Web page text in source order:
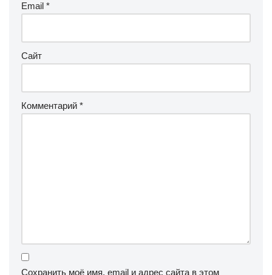
Email *
Сайт
Комментарий *
Сохранить моё имя, email и адрес сайта в этом